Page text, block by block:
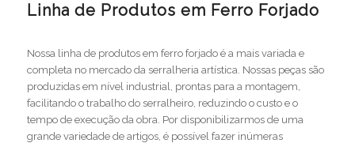
Linha de Produtos em Ferro Forjado
Nossa linha de produtos em ferro forjado é a mais variada e
completa no mercado da serralheria artística. Nossas peças são
produzidas em nível industrial, prontas para a montagem,
facilitando o trabalho do serralheiro, reduzindo o custo e o
tempo de execução da obra. Por disponibilizarmos de uma
grande variedade de artigos, é possível fazer inúmeras